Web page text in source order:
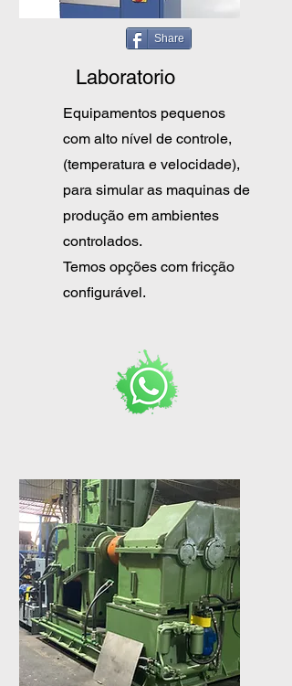
Share
Laboratorio
Equipamentos pequenos
com alto nível de controle,
(temperatura e velocidade),
para simular as maquinas de
produção em ambientes
controlados.
Temos opções com fricção
configurável.